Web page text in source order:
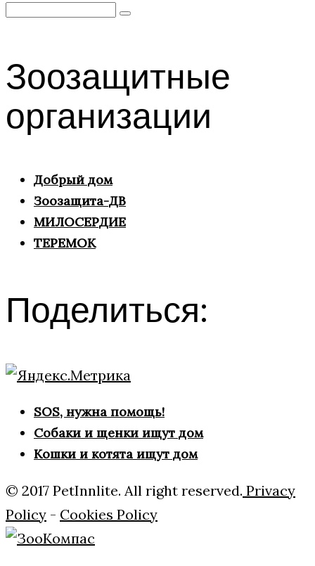
Search
Зоозащитные
организации
Добрый дом
Зоозащита-ДВ
МИЛОСЕРДИЕ
ТЕРЕМОК
Поделиться:
SOS, нужна помощь!
Собаки и щенки ищут дом
Кошки и котята ищут дом
© 2017 PetInnlite. All right reserved. Privacy
Policy - Cookies Policy